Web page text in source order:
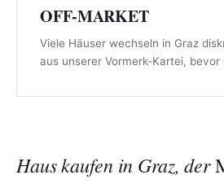
OFF-MARKET
Viele Häuser wechseln in Graz
aus unserer Vormerk-Kartei, bevor
Haus kaufen in Graz, der